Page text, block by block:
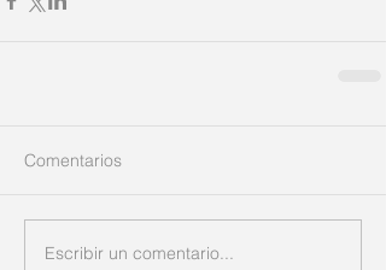
Comentarios
Escribir un comentario...